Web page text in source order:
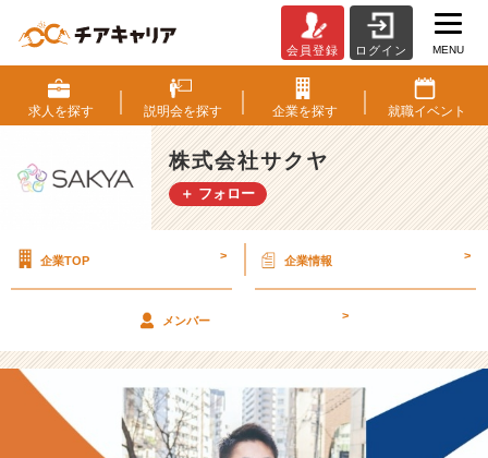
員
イ
ン
タ
ビ
ュ
卒
社
に
聞
き
会員登録 ログイン MENU
求人を探す 説明会を探す 企業を探す 就職イベント
株式会社サクヤ
＋ フォロー
企業TOP > 企業情報 >
メンバー >